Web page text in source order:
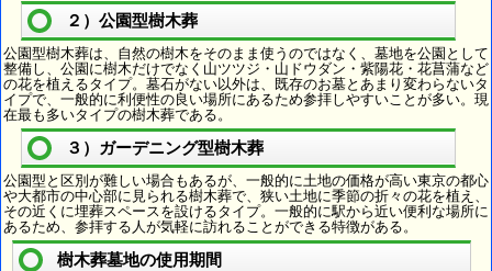
２）公園型樹木葬
公園型樹木葬は、自然の樹木をそのまま使うのではなく、墓地を公園として
整備し、公園に樹木だけでなく山ツツジ・山ドウダン・紫陽花・花菖蒲など
の花を植えるタイプ。墓石がない以外は、既存のお墓とあまり変わらないタ
イプで、一般的に利便性の良い場所にあるため参拝しやすいことが多い。現
在最も多いタイプの樹木葬である。
３）ガーデニング型樹木葬
公園型と区別が難しい場合もあるが、一般的に土地の価格が高い東京の都心
や大都市の中心部に見られる樹木葬で、狭い土地に季節の折々の花を植え、
その近くに埋葬スペースを設けるタイプ。一般的に駅から近い便利な場所に
あるため、参拝する人が気軽に訪れることができる特徴がある。
樹木葬墓地の使用期間